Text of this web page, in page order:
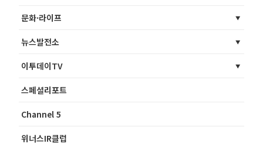
문화·라이프
뉴스발전소
이투데이TV
스페셜리포트
Channel 5
위너스IR클럽